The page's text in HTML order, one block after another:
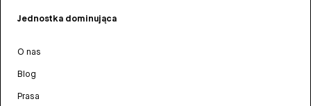
Jednostka dominująca
O nas
Blog
Prasa